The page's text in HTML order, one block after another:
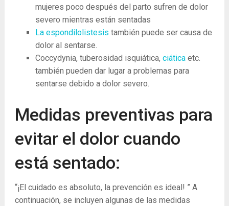
mujeres poco después del parto sufren de dolor
severo mientras están sentadas
La espondilolistesis también puede ser causa de
dolor al sentarse.
Coccydynia, tuberosidad isquiática, ciática etc.
también pueden dar lugar a problemas para
sentarse debido a dolor severo.
Medidas preventivas para
evitar el dolor cuando
está sentado:
“¡El cuidado es absoluto, la prevención es ideal! ” A
continuación, se incluyen algunas de las medidas